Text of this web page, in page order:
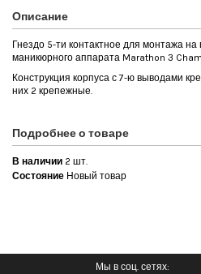
Описание
Гнездо 5-ти контактное для монтажа на
маникюрного аппарата Marathon 3
Конструкция корпуса с 7-ю выводами
них 2 крепежные.
Подробнее о товаре
В наличии 2 шт.
Состояние Новый товар
Мы в соц. сетях: